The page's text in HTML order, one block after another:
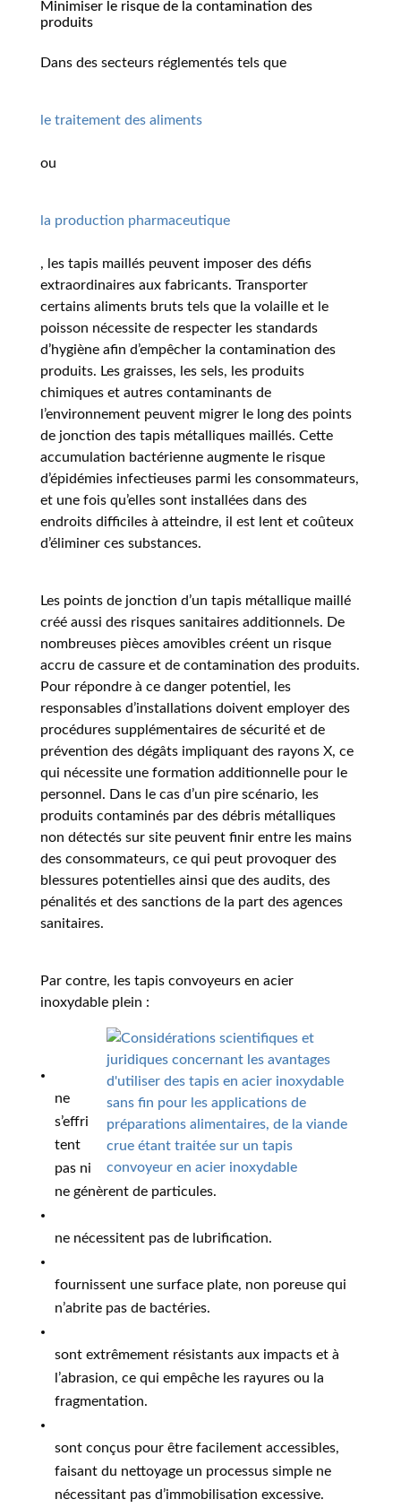
Minimiser le risque de la contamination des
produits
Dans des secteurs réglementés tels que
le traitement des aliments
ou
la production pharmaceutique
, les tapis maillés peuvent imposer des défis
extraordinaires aux fabricants. Transporter
certains aliments bruts tels que la volaille et le
poisson nécessite de respecter les standards
d’hygiène afin d’empêcher la contamination des
produits. Les graisses, les sels, les produits
chimiques et autres contaminants de
l’environnement peuvent migrer le long des points
de jonction des tapis métalliques maillés. Cette
accumulation bactérienne augmente le risque
d’épidémies infectieuses parmi les consommateurs,
et une fois qu’elles sont installées dans des
endroits difficiles à atteindre, il est lent et coûteux
d’éliminer ces substances.
Les points de jonction d’un tapis métallique maillé
créé aussi des risques sanitaires additionnels. De
nombreuses pièces amovibles créent un risque
accru de cassure et de contamination des produits.
Pour répondre à ce danger potentiel, les
responsables d’installations doivent employer des
procédures supplémentaires de sécurité et de
prévention des dégâts impliquant des rayons X, ce
qui nécessite une formation additionnelle pour le
personnel. Dans le cas d’un pire scénario, les
produits contaminés par des débris métalliques
non détectés sur site peuvent finir entre les mains
des consommateurs, ce qui peut provoquer des
blessures potentielles ainsi que des audits, des
pénalités et des sanctions de la part des agences
sanitaires.
Par contre, les tapis convoyeurs en acier
inoxydable plein :
ne
s’effri
tent
pas ni
ne génèrent de particules.
ne nécessitent pas de lubrification.
fournissent une surface plate, non poreuse qui
n’abrite pas de bactéries.
sont extrêmement résistants aux impacts et à
l’abrasion, ce qui empêche les rayures ou la
fragmentation.
sont conçus pour être facilement accessibles,
faisant du nettoyage un processus simple ne
nécessitant pas d’immobilisation excessive.